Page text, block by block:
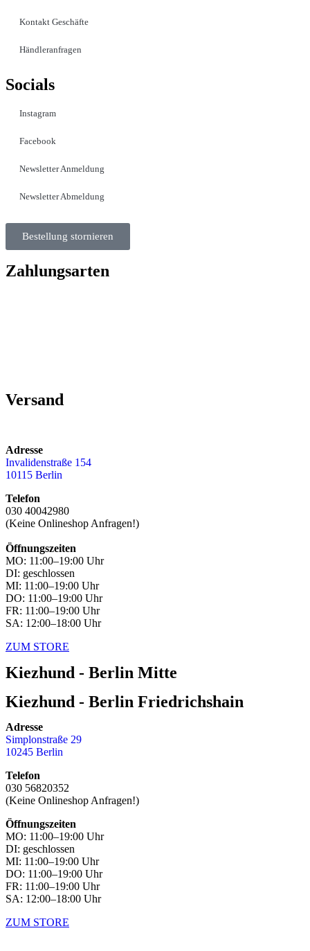
Kontakt Geschäfte
Händleranfragen
Socials
Instagram
Facebook
Newsletter Anmeldung
Newsletter Abmeldung
Bestellung stornieren
Zahlungsarten
Versand
Adresse
Invalidenstraße 154
10115 Berlin
Telefon
030 40042980
(Keine Onlineshop Anfragen!)
Öffnungszeiten
MO: 11:00–19:00 Uhr
DI: geschlossen
MI: 11:00–19:00 Uhr
DO: 11:00–19:00 Uhr
FR: 11:00–19:00 Uhr
SA: 12:00–18:00 Uhr
ZUM STORE
Kiezhund - Berlin Mitte
Kiezhund - Berlin Friedrichshain
Adresse
Simplonstraße 29
10245 Berlin
Telefon
030 56820352
(Keine Onlineshop Anfragen!)
Öffnungszeiten
MO: 11:00–19:00 Uhr
DI: geschlossen
MI: 11:00–19:00 Uhr
DO: 11:00–19:00 Uhr
FR: 11:00–19:00 Uhr
SA: 12:00–18:00 Uhr
ZUM STORE